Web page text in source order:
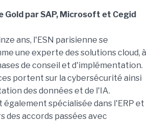
Gold par SAP, Microsoft et Cegid
ans, l'ESN parisienne se
une experte des solutions cloud, à
de conseil et d'implémentation.
portent sur la cybersécurité ainsi
des données et de l'IA.
également spécialisée dans l'ERP et
des accords passées avec